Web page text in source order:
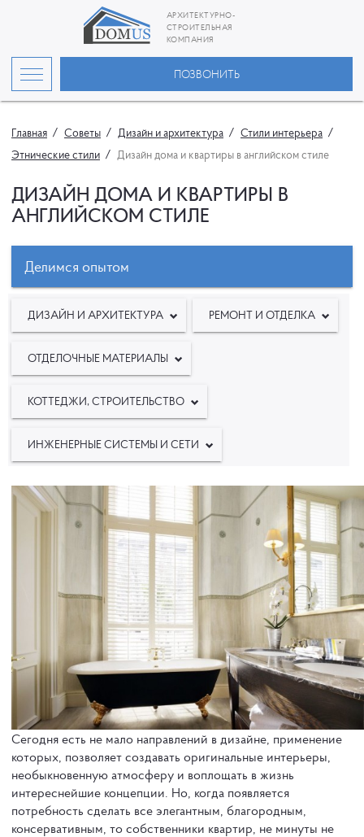
АРХИТЕКТУРНО-
СТРОИТЕЛЬНАЯ
КОМПАНИЯ
ПОЗВОНИТЬ
Главная Советы Дизайн и архитектура
Стили интерьера
Этнические стили
Дизайн дома и квартиры в английском стиле
ДИЗАЙН ДОМА И КВАРТИРЫ В
АНГЛИЙСКОМ СТИЛЕ
Делимся опытом
ДИЗАЙН И АРХИТЕКТУРА РЕМОНТ И ОТДЕЛКА
ОТДЕЛОЧНЫЕ МАТЕРИАЛЫ
КОТТЕДЖИ, СТРОИТЕЛЬСТВО
ИНЖЕНЕРНЫЕ СИСТЕМЫ И СЕТИ
Сегодня есть не мало направлений в дизайне, применение
которых, позволяет создавать оригинальные интерьеры,
необыкновенную атмосферу и воплощать в жизнь
интереснейшие концепции. Но, когда появляется
потребность сделать все элегантным, благородным,
консервативным, то собственники квартир, не минуты не